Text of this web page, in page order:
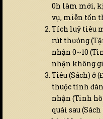
0h làm mới,
vụ, miễn tổn
Tích luỹ tiêu
rút thưởng
nhận 0~10
nhận không
Tiêu (Sách) ở
thuộc tính
nhận (Tinh
quái sau